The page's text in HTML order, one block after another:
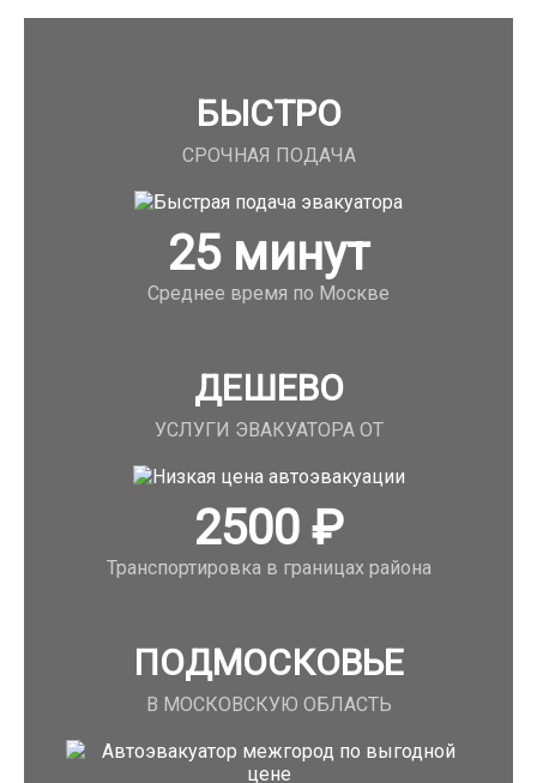
БЫСТРО
СРОЧНАЯ ПОДАЧА
25минут
Среднее время по Москве
ДЕШЕВО
УСЛУГИ ЭВАКУАТОРА ОТ
2500₽
Транспортировка в границах района
ПОДМОСКОВЬЕ
В МОСКОВСКУЮ ОБЛАСТЬ